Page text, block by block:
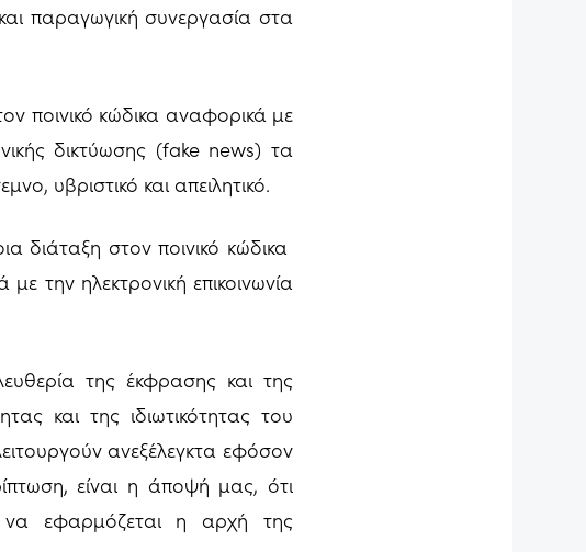
παραγωγική συνεργασία στα
ποινικό κώδικα αναφορικά με
δικτύωσης (fake news) τα
υβριστικό και απειλητικό.
διάταξη στον ποινικό κώδικα
την ηλεκτρονική επικοινωνία
της έκφρασης και της
και της ιδιωτικότητας του
ανεξέλεγκτα εφόσον
είναι η άποψή μας, ότι
να εφαρμόζεται η αρχή της